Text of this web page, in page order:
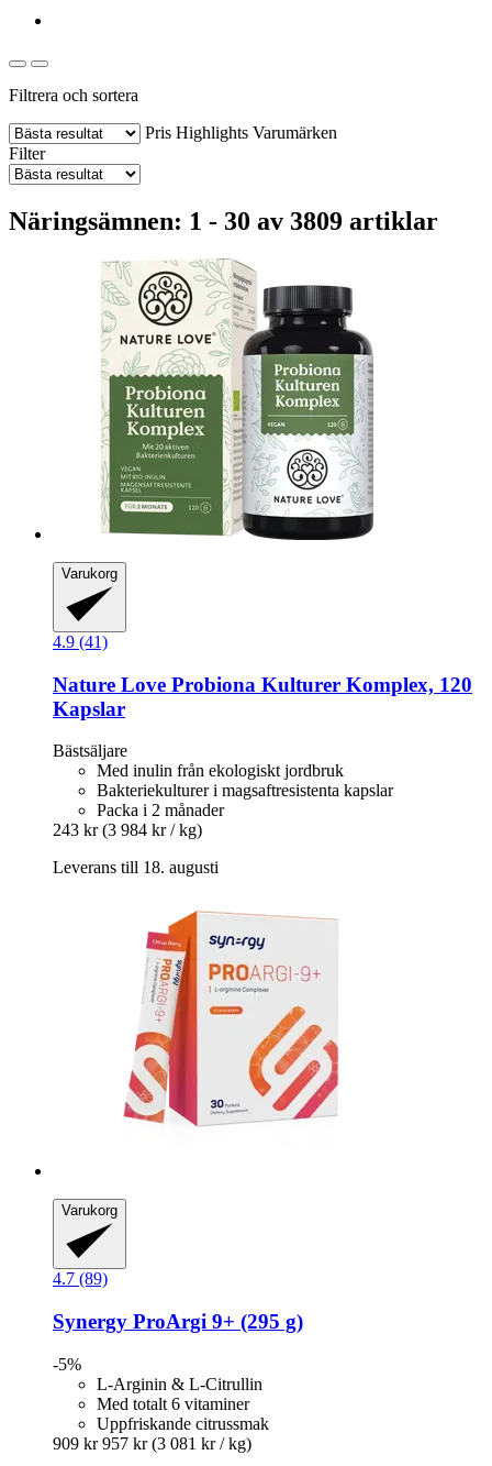
Filtrera och sortera
Pris Highlights Varumärken
Filter
Näringsämnen: 1 - 30 av 3809 artiklar
Varukorg
4.9 (41)
Nature Love Probiona Kulturer Komplex, 120
Kapslar
Bästsäljare
Med inulin från ekologiskt jordbruk
Bakteriekulturer i magsaftresistenta kapslar
Packa i 2 månader
243 kr (3 984 kr / kg)
Leverans till 18. augusti
Varukorg
4.7 (89)
Synergy ProArgi 9+ (295 g)
-5%
L-Arginin & L-Citrullin
Med totalt 6 vitaminer
Uppfriskande citrussmak
909 kr 957 kr (3 081 kr / kg)